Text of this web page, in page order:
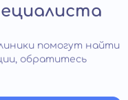
помогут найти
обратитесь